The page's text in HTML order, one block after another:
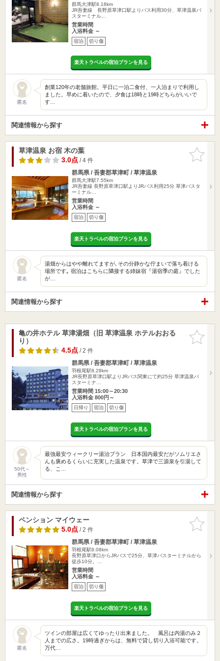
群馬大津駅8.18km
JR吾妻線 長野原草津口駅よりバス利用30分、草津温泉バ
スターミナル…
営業時間
入浴料金 ～
宿泊 切り傷
楽天トラベルの宿泊プランを見る
匿名
創業120年の老舗旅館。平日に一泊二食付、一人泊まりで利用し
ました。早めに着いたので、夕食は18時と19時どちらがいいで
す…
関連情報から探す
お気に入
りに追加
草津温泉 お宿 木の葉
3.0点/ 4 件
群馬県 / 吾妻郡草津町 / 草津温泉
群馬大津駅7.55km
JR吾妻線 長野原草津口駅よりJRバス利用25分 草津バスタ
ーミナル…
営業時間
入浴料金 ～
宿泊 切り傷
楽天トラベルの宿泊プランを見る
匿名
湯畑からはやや離れてますが､その分静かな佇まいで落ち着ける
場所です｡ 宿泊はこちらに隣接する姉妹宿『湯宿季の庭』でした
が…
関連情報から探す
お気に入
りに追加
亀の井ホテル 草津湯畑（旧 草津温泉 ホテルおおる
り）
4.5点/ 2 件
群馬県 / 吾妻郡草津町 / 草津温泉
羽根尾駅8.28km
JR長野原草津口駅よりJRバス関東にて約25分 草津温泉バ
スターミナ…
営業時間 15:00～20:30
入浴料金 800円～
日帰り 宿泊 切り傷
楽天トラベルの宿泊プランを見る
50代～
男性
最強最安ウィークリー湯治プラン 日本国内最安だがソムリエさ
んも褒めるくらいに充実した温泉です。草津で三源泉を引湯して
る、こ…
関連情報から探す
お気に入
りに追加
ペンション マイウェー
5.0点/ 2 件
群馬県 / 吾妻郡草津町 / 草津温泉
羽根尾駅8.08km
長野原草津口からJRバスで25分、草津バスターミナルから
徒歩10分。…
営業時間
入浴料金 ～
宿泊 切り傷
楽天トラベルの宿泊プランを見る
匿名
ツインの部屋は広くてゆったり出来ました。 風呂は内湯のみ２
人までの広さ。19時過ぎからは、無料で貸し切り入浴可能です。
万代…